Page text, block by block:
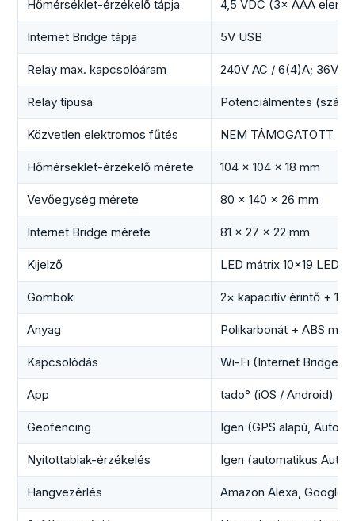
Hőmérséklet-érzékelő tápja 4,5 VDC (3× AAA elem,
Internet Bridge tápja 5V USB
Relay max. kapcsolóáram 240V AC / 6(4)A; 36V
Relay típusa Potenciálmentes
Közvetlen elektromos fűtés NEM TÁMOGATOTT
Hőmérséklet-érzékelő mérete 104 × 104 × 18 mm
Vevőegység mérete 80 × 140 × 26 mm
Internet Bridge mérete 81 × 27 × 22 mm
Kijelző LED mátrix 10×19 LED
Gombok 2× kapacitív érintő + 1×
Anyag Polikarbonát + ABS
Kapcsolódás Wi-Fi (Internet Bridge-
App tado° (iOS / Android)
Geofencing Igen (GPS alapú, Auto-
Nyitottablak-érzékelés Igen (automatikus
Hangvezérlés Amazon Alexa, Google